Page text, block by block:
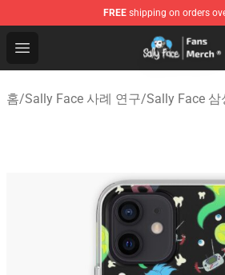
FREE shipping on orders
Open menu
Sally Face Store - Official Sally
홈/Sally Face 사례 연구/Sally Face 삼